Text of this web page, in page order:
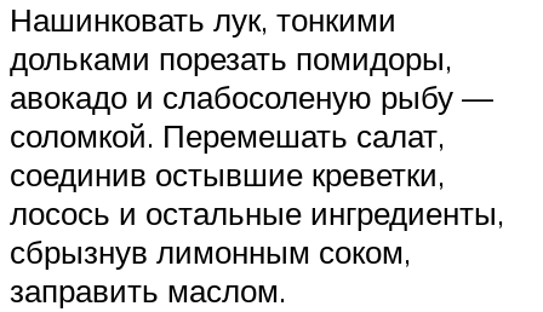
Нашинковать лук, тонкими
дольками порезать помидоры,
авокадо и слабосоленую рыбу —
соломкой. Перемешать салат,
соединив остывшие креветки,
лосось и остальные ингредиенты,
сбрызнув лимонным соком,
заправить маслом.